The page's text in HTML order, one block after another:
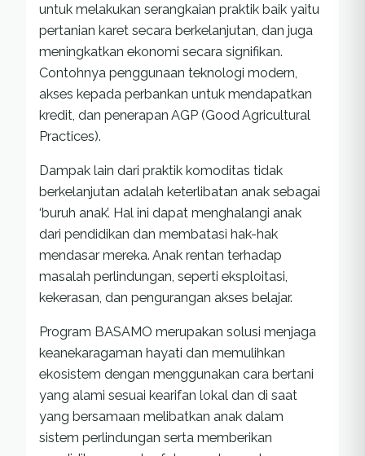
untuk melakukan serangkaian praktik baik yaitu
pertanian karet secara berkelanjutan, dan juga
meningkatkan ekonomi secara signifikan.
Contohnya penggunaan teknologi modern,
akses kepada perbankan untuk mendapatkan
kredit, dan penerapan AGP (Good Agricultural
Practices).
Dampak lain dari praktik komoditas tidak
berkelanjutan adalah keterlibatan anak sebagai
‘buruh anak’. Hal ini dapat menghalangi anak
dari pendidikan dan membatasi hak-hak
mendasar mereka. Anak rentan terhadap
masalah perlindungan, seperti eksploitasi,
kekerasan, dan pengurangan akses belajar.
Program BASAMO merupakan solusi menjaga
keanekaragaman hayati dan memulihkan
ekosistem dengan menggunakan cara bertani
yang alami sesuai kearifan lokal dan di saat
yang bersamaan melibatkan anak dalam
sistem perlindungan serta memberikan